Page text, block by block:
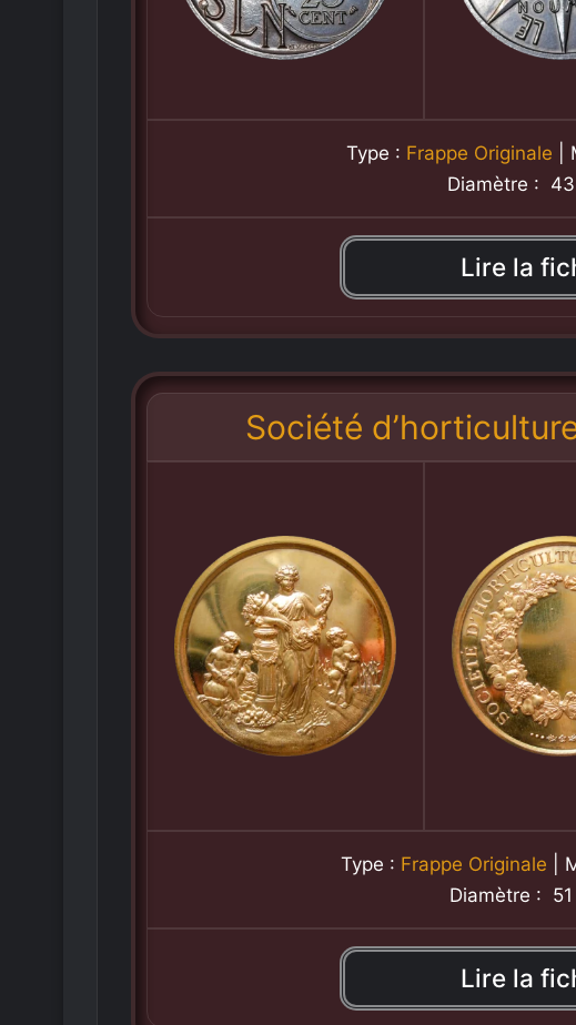
Type : Frappe Originale
Diamètre :
Lire la
Société
Type : Frappe Originale |
Diamètre : 51
Lire la